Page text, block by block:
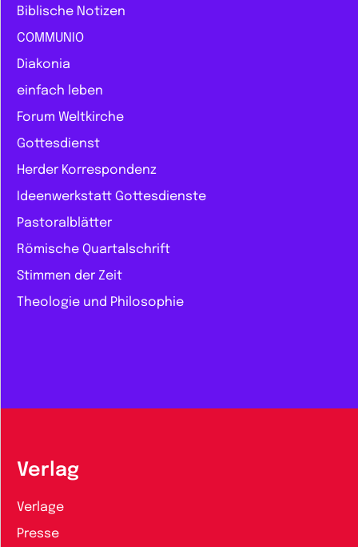
Biblische Notizen
COMMUNIO
Diakonia
einfach leben
Forum Weltkirche
Gottesdienst
Herder Korrespondenz
Ideenwerkstatt Gottesdienste
Pastoralblätter
Römische Quartalschrift
Stimmen der Zeit
Theologie und Philosophie
Verlag
Verlage
Presse